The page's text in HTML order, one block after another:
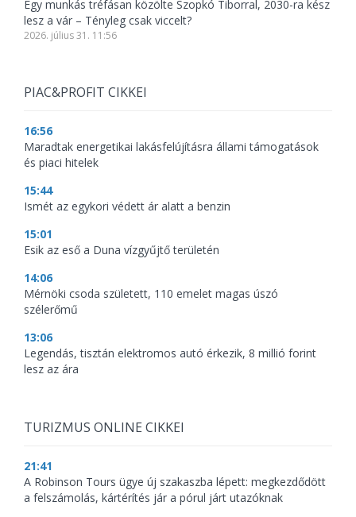
Egy munkás tréfásan közölte Szopkó Tiborral, 2030-ra kész
lesz a vár – Tényleg csak viccelt?
2026. július 31. 11:56
PIAC&PROFIT CIKKEI
16:56
Maradtak energetikai lakásfelújításra állami támogatások
és piaci hitelek
15:44
Ismét az egykori védett ár alatt a benzin
15:01
Esik az eső a Duna vízgyűjtő területén
14:06
Mérnöki csoda született, 110 emelet magas úszó
szélerőmű
13:06
Legendás, tisztán elektromos autó érkezik, 8 millió forint
lesz az ára
TURIZMUS ONLINE CIKKEI
21:41
A Robinson Tours ügye új szakaszba lépett: megkezdődött
a felszámolás, kártérítés jár a pórul járt utazóknak